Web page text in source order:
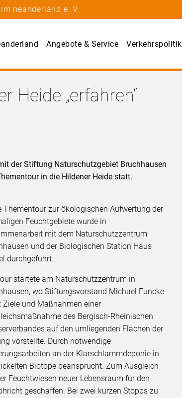
neanderland e. V.
Angebote & Service Verkehrspolitik
Heide „erfahren“
der Stiftung Naturschutzgebiet Bruchhausen
in die Hildener Heide statt.
Thementour zur ökologischen Aufwertung der
Feuchtgebiete wurde in
mit dem Naturschutzzentrum
und der Biologischen Station Haus
durchgeführt.
startete am Naturschutzzentrum in
wo Stiftungsvorstand Michael Funcke-
Ziele und Maßnahmen einer
des Bergisch-Rheinischen
auf den umliegenden Flächen der
vorstellte. Durch notwendige
an der Klärschlammdeponie in
Biotope beansprucht. Zum Ausgleich
Feuchtwiesen neuer Lebensraum für den
geschaffen. Bei zwei kurzen Stopps zu